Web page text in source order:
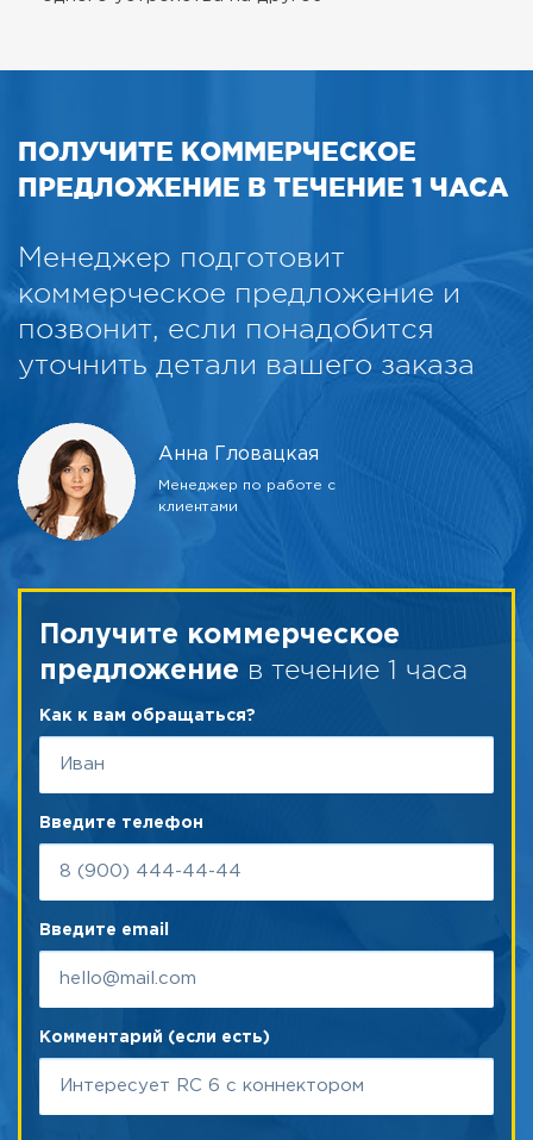
ПОЛУЧИТЕ КОММЕРЧЕСКОЕ
ПРЕДЛОЖЕНИЕ В ТЕЧЕНИЕ 1 ЧАСА
Менеджер подготовит
коммерческое предложение и
позвонит, если понадобится
уточнить детали вашего заказа
Анна Гловацкая
Менеджер по работе с
клиентами
Получите коммерческое
предложение в течение 1 часа
Как к вам обращаться?
Введите телефон
Введите email
Комментарий (если есть)